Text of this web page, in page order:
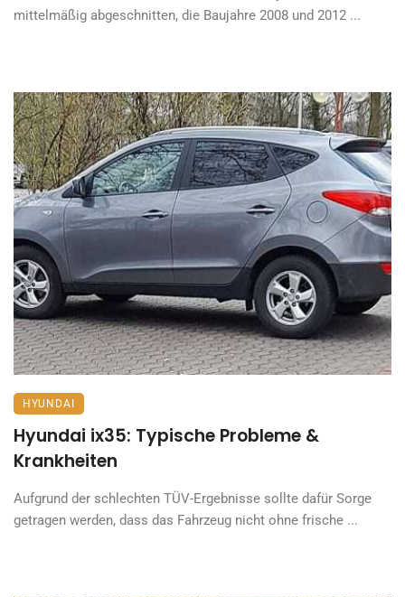
mittelmäßig abgeschnitten, die Baujahre 2008 und 2012 ...
HYUNDAI
Hyundai ix35: Typische Probleme &
Krankheiten
Aufgrund der schlechten TÜV-Ergebnisse sollte dafür Sorge
getragen werden, dass das Fahrzeug nicht ohne frische ...